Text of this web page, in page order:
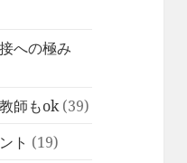
への極み
師もok(39)
ト (19)